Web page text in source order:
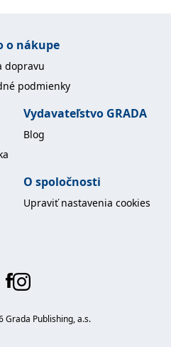
o nákupe
dopravu
podmienky
Vydavateľstvo GRADA
Blog
O spoločnosti
Upraviť nastavenia cookies
Grada Publishing, a.s.